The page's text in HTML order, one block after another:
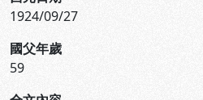
1924/09/27
國父年歲
59